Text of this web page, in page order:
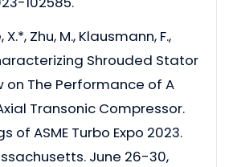
X.*, Zhu, M., Klausmann, F.,
Shrouded Stator
on The Performance of A
Transonic Compressor.
of ASME Turbo Expo 2023.
June 26-30,